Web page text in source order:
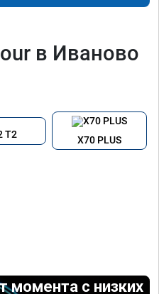
в Иваново
T2
X70 PLUS
момента с низких